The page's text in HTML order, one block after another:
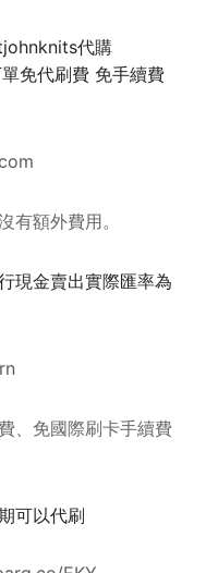
代購
免代刷費 免手續費
有額外費用。
現金賣出實際匯率為
、免國際刷卡手續費
可以代刷